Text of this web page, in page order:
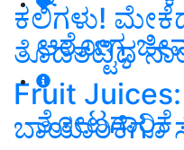
ಆರೋಗ್ಯ
ತೋಟಗಾರಿಕೆ
ಕಲಿಗಳು!
ತೊಡೆತಟ್ಟಿದ
Fruit
ಬಾಯಾರಿಕೆಗೂ